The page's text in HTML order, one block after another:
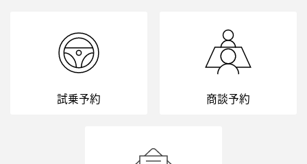
試乗予約 商談予約